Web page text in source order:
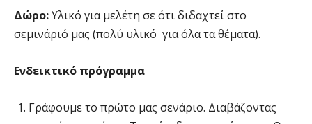
Δώρο:Υλικό για μελέτη σε ότι διδαχτεί στο
σεμινάριό μας (πολύ υλικό για όλα τα θέματα).
Ενδεικτικό πρόγραμμα
Γράφουμε το πρώτο μας σενάριο. Διαβάζοντας